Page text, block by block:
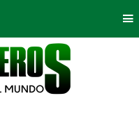
Bogotá
Deportes